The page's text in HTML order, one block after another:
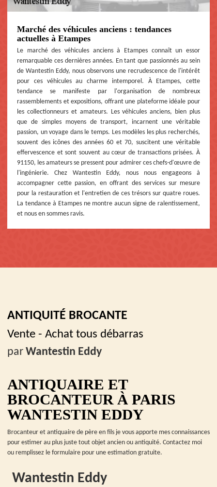
Marché des véhicules anciens : tendances
actuelles à Etampes
Le marché des véhicules anciens à Etampes connaît un essor
remarquable ces dernières années. En tant que passionnés au sein
de Wantestin Eddy, nous observons une recrudescence de l'intérêt
pour ces véhicules au charme intemporel. À Etampes, cette
tendance se manifeste par l'organisation de nombreux
rassemblements et expositions, offrant une plateforme idéale pour
les collectionneurs et amateurs. Les véhicules anciens, bien plus
que de simples moyens de transport, incarnent une véritable
passion, un voyage dans le temps. Les modèles les plus recherchés,
souvent des icônes des années 60 et 70, suscitent une véritable
effervescence et sont souvent au cœur de transactions prisées. À
91150, les amateurs se pressent pour admirer ces chefs-d'œuvre de
l'ingénierie. Chez Wantestin Eddy, nous nous engageons à
accompagner cette passion, en offrant des services sur mesure
pour la restauration et l'entretien de ces trésors sur quatre roues.
La tendance à Etampes ne montre aucun signe de ralentissement,
et nous en sommes ravis.
ANTIQUITÉ BROCANTE
Vente - Achat tous débarras
par Wantestin Eddy
ANTIQUAIRE ET
BROCANTEUR À PARIS
WANTESTIN EDDY
Brocanteur et antiquaire de père en fils je vous apporte mes connaissances
pour estimer au plus juste tout objet ancien ou antiquité. Contactez moi
ou remplissez le formulaire pour une estimation gratuite.
Wantestin Eddy